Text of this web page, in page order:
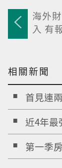
海外
入 有
相關新聞
首見連
近4年最
第一季